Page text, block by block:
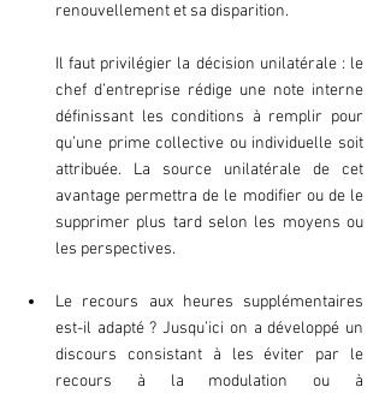
renouvellement et sa disparition.
Il faut privilégier la décision unilatérale : le
chef d’entreprise rédige une note interne
définissant les conditions à remplir pour
qu’une prime collective ou individuelle soit
attribuée. La source unilatérale de cet
avantage permettra de le modifier ou de le
supprimer plus tard selon les moyens ou
les perspectives.
Le recours aux heures supplémentaires
est-il adapté ? Jusqu’ici on a développé un
discours consistant à les éviter par le
recours à la modulation ou à